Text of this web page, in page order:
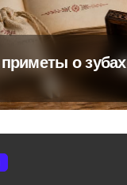
о зубах